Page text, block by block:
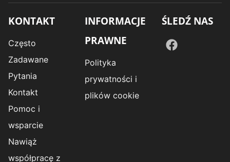
KONTAKT
Często
Zadawane
Pytania
Kontakt
Pomoc i
wsparcie
Nawiąż
współpracę z
INFORMACJE
PRAWNE
Polityka
prywatności i
plików cookie
ŚLEDŹ NAS